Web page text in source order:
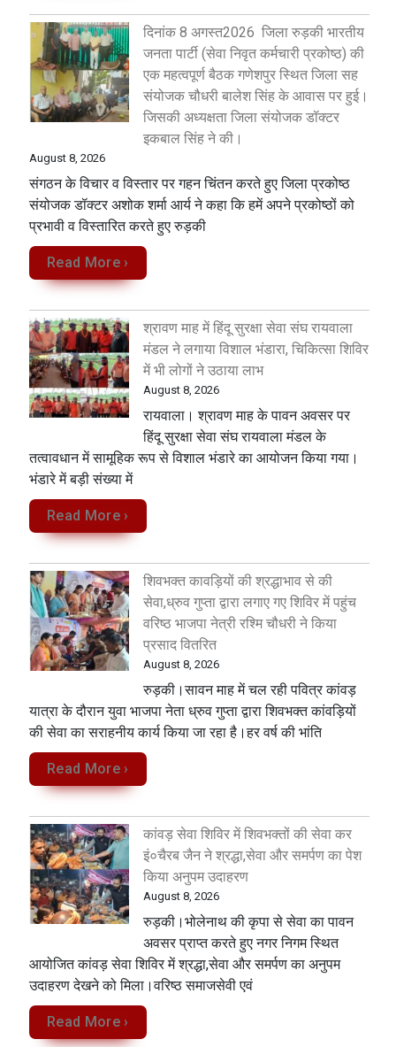
दिनांक 8 अगस्त2026 जिला रुड़की भारतीय
जनता पार्टी (सेवा निवृत कर्मचारी प्रकोष्ठ) की
एक महत्वपूर्ण बैठक गणेशपुर स्थित जिला सह
संयोजक चौधरी बालेश सिंह के आवास पर हुई।
जिसकी अध्यक्षता जिला संयोजक डॉक्टर
इकबाल सिंह ने की।
August 8, 2026
संगठन के विचार व विस्तार पर गहन चिंतन करते हुए जिला प्रकोष्ठ
संयोजक डॉक्टर अशोक शर्मा आर्य ने कहा कि हमें अपने प्रकोष्ठों को
प्रभावी व विस्तारित करते हुए रुड़की
Read More ›
श्रावण माह में हिंदू सुरक्षा सेवा संघ रायवाला
मंडल ने लगाया विशाल भंडारा, चिकित्सा शिविर
में भी लोगों ने उठाया लाभ
August 8, 2026
रायवाला। श्रावण माह के पावन अवसर पर
हिंदू सुरक्षा सेवा संघ रायवाला मंडल के
तत्वावधान में सामूहिक रूप से विशाल भंडारे का आयोजन किया गया।
भंडारे में बड़ी संख्या में
Read More ›
शिवभक्त कावड़ियों की श्रद्धाभाव से की
सेवा,ध्रुव गुप्ता द्वारा लगाए गए शिविर में पहुंच
वरिष्ठ भाजपा नेत्री रश्मि चौधरी ने किया
प्रसाद वितरित
August 8, 2026
रुड़की।सावन माह में चल रही पवित्र कांवड़
यात्रा के दौरान युवा भाजपा नेता ध्रुव गुप्ता द्वारा शिवभक्त कांवड़ियों
की सेवा का सराहनीय कार्य किया जा रहा है।हर वर्ष की भांति
Read More ›
कांवड़ सेवा शिविर में शिवभक्तों की सेवा कर
इं०चैरब जैन ने श्रद्धा,सेवा और समर्पण का पेश
किया अनुपम उदाहरण
August 8, 2026
रुड़की।भोलेनाथ की कृपा से सेवा का पावन
अवसर प्राप्त करते हुए नगर निगम स्थित
आयोजित कांवड़ सेवा शिविर में श्रद्धा,सेवा और समर्पण का अनुपम
उदाहरण देखने को मिला‌।वरिष्ठ समाजसेवी एवं
Read More ›